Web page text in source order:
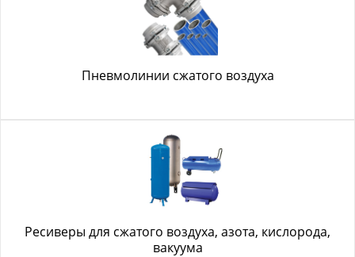
Пневмолинии сжатого воздуха
Ресиверы для сжатого воздуха, азота, кислорода,
вакуума